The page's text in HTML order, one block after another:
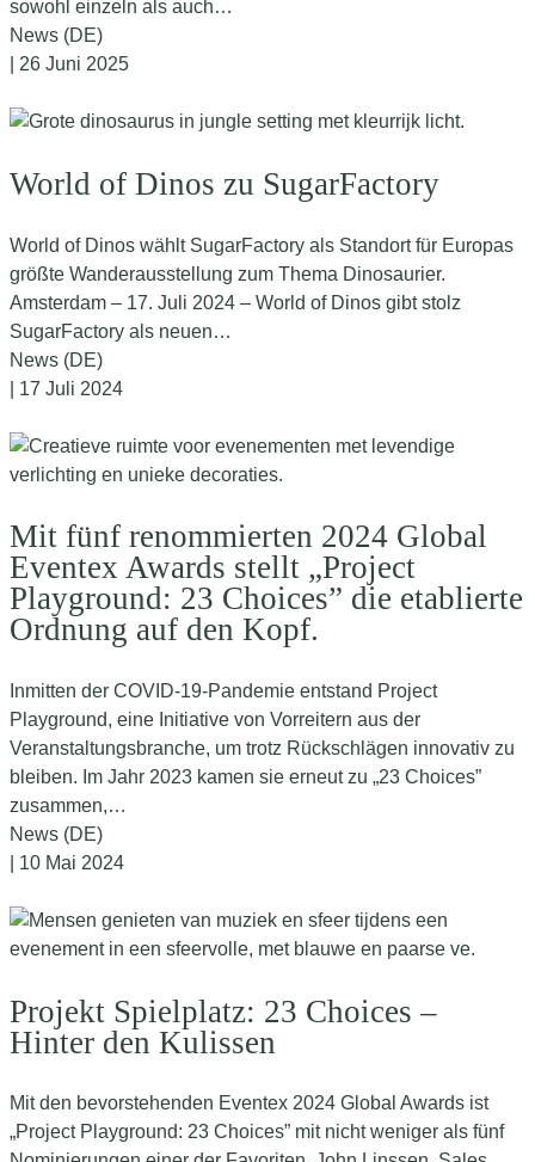
sowohl einzeln als auch…
News (DE)
| 26 Juni 2025
World of Dinos zu SugarFactory
World of Dinos wählt SugarFactory als Standort für Europas
größte Wanderausstellung zum Thema Dinosaurier.
Amsterdam – 17. Juli 2024 – World of Dinos gibt stolz
SugarFactory als neuen…
News (DE)
| 17 Juli 2024
Mit fünf renommierten 2024 Global
Eventex Awards stellt „Project
Playground: 23 Choices” die etablierte
Ordnung auf den Kopf.
Inmitten der COVID-19-Pandemie entstand Project
Playground, eine Initiative von Vorreitern aus der
Veranstaltungsbranche, um trotz Rückschlägen innovativ zu
bleiben. Im Jahr 2023 kamen sie erneut zu „23 Choices”
zusammen,…
News (DE)
| 10 Mai 2024
Projekt Spielplatz: 23 Choices –
Hinter den Kulissen
Mit den bevorstehenden Eventex 2024 Global Awards ist
„Project Playground: 23 Choices” mit nicht weniger als fünf